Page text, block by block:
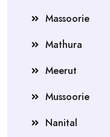
Massoorie
Mathura
Meerut
Mussoorie
Nanital